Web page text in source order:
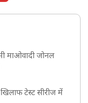
माओवादी जोनल
टेस्ट सीरीज में